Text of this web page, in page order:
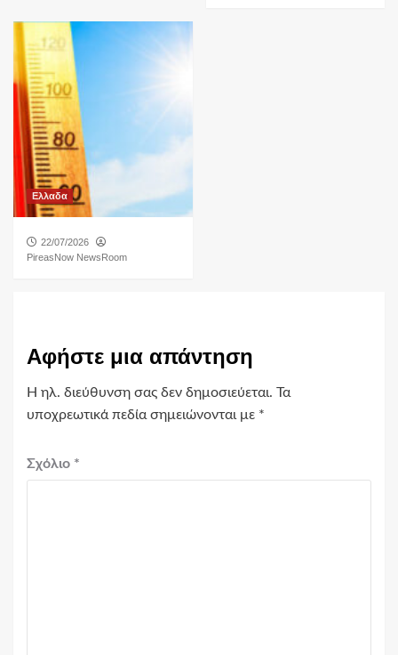
Ελλαδα
22/07/2026
PireasNow NewsRoom
Αφήστε μια απάντηση
Η ηλ. διεύθυνση σας δεν δημοσιεύεται. Τα
υποχρεωτικά πεδία σημειώνονται με *
Σχόλιο *